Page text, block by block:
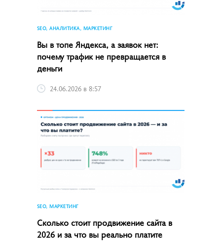
SEO, АНАЛИТИКА, МАРКЕТИНГ
Вы в топе Яндекса, а заявок нет:
почему трафик не превращается в
деньги
24.06.2026 в 8:57
SEO, МАРКЕТИНГ
Сколько стоит продвижение сайта в
2026 и за что вы реально платите